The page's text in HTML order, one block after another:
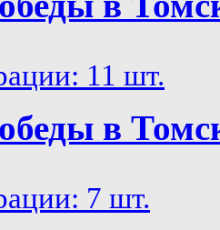
11 шт.
в
7 шт.